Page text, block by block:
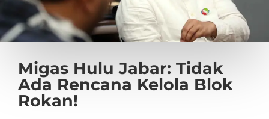
Migas Hulu Jabar: Tidak
Ada Rencana Kelola Blok
Rokan!